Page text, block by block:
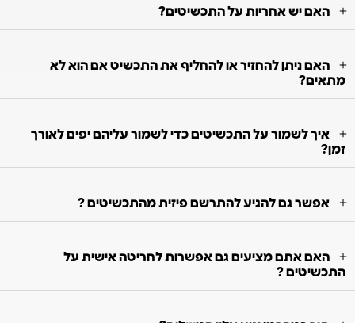
האם יש אחריות על התכשיטים?
האם ניתן להחזיר או להחליף את התכשיט אם הוא לא
מתאים?
איך לשמור על התכשיטים כדי לשמור עליהם יפים לאורך
זמן?
אפשר גם להגיע להתרשם פיזית מהתכשיטים ?
האם אתם מציעים גם אפשרות לחריטה אישית על
התכשיטים ?